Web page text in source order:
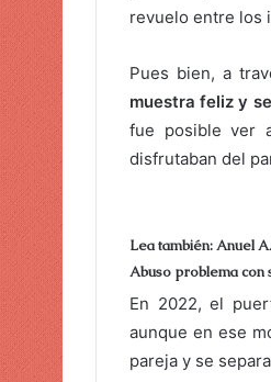
revuelo entre los
Pues bien, a
muestra feliz y
fue posible ver
disfrutaban del
Lea también: Anuel
Abuso problema con
En 2022, el
aunque en ese
pareja y se